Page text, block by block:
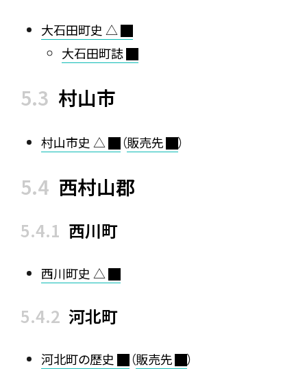
大石田町史 △
大石田町誌
村山市
村山市史 △ （販売先 ）
西村山郡
西川町
西川町史 △
河北町
河北町の歴史 （販売先
）